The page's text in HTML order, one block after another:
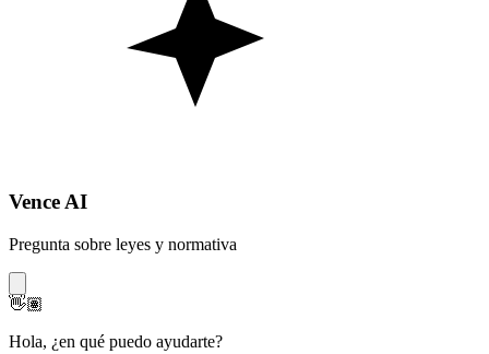
Vence AI
Pregunta sobre leyes y normativa
👋🏽
Hola, ¿en qué puedo ayudarte?